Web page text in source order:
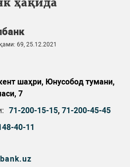
ҳақида
69, 25.12.2021
шаҳри, Юнусобод тумани,
7
71-200-15-15, 71-200-45-45
40-11